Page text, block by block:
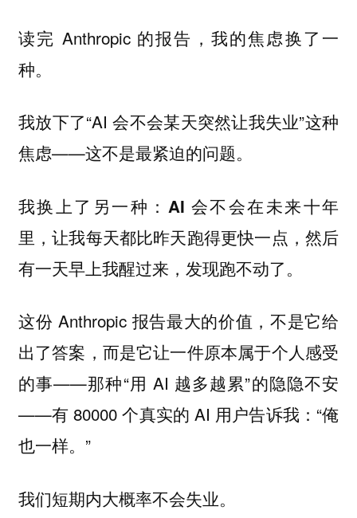
读完 Anthropic 的报告，我的焦虑换了一
种。
我放下了“AI 会不会某天突然让我失业”这种
焦虑——这不是最紧迫的问题。
我换上了另一种： AI 会不会在未来十年
里，让我每天都比昨天跑得更快一点，然后
有一天早上我醒过来，发现跑不动了。
这份 Anthropic 报告最大的价值，不是它给
出了答案，而是它让一件原本属于个人感受
的事——那种“用 AI 越多越累”的隐隐不安
——有 80000 个真实的 AI 用户告诉我：“俺
也一样。”
我们短期内大概率不会失业。